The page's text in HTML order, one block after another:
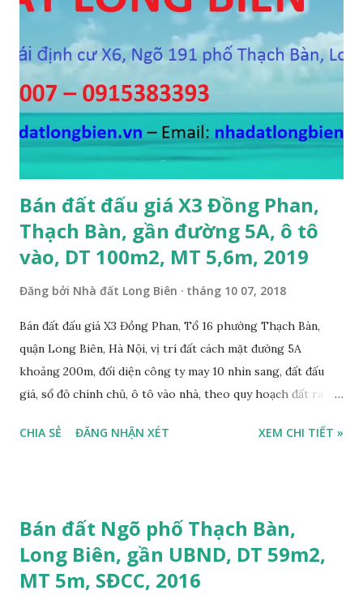
Bán đất đấu giá X3 Đồng Phan,
Thạch Bàn, gần đường 5A, ô tô
vào, DT 100m2, MT 5,6m, 2019
Đăng bởi Nhà đất Long Biên tháng 10 07, 2018
Bán đất đấu giá X3 Đồng Phan, Tổ 16 phường Thạch Bàn,
quận Long Biên, Hà Nội, vị trí đất cách mặt đường 5A
khoảng 200m, đối diện công ty may 10 nhìn sang, đất đấu
giá, sổ đỏ chính chủ, ô tô vào nhà, theo quy hoạch đất ra
nở hậu, tiện để ở, làm kho xưởng, sổ đỏ chính chủ, giá bán:
CHIA SẺ ĐĂNG NHẬN XÉT XEM CHI TIẾT »
Bán đất Ngõ phố Thạch Bàn,
Long Biên, gần UBND, DT 59m2,
MT 5m, SĐCC, 2016